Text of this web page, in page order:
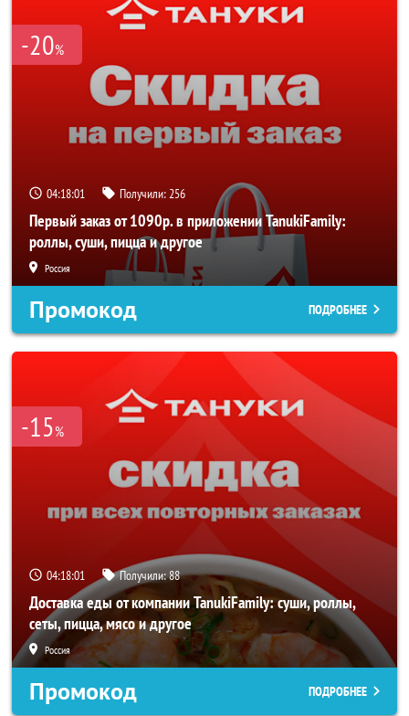
-20%
04:18:01 Получили:256
Первый заказ от 1090р. в приложении TanukiFamily:
роллы, суши, пицца и другое
Россия
Промокод ПОДРОБНЕЕ
-15%
04:18:01 Получили:88
Доставка еды от компании TanukiFamily: суши, роллы,
сеты, пицца, мясо и другое
Россия
Промокод ПОДРОБНЕЕ